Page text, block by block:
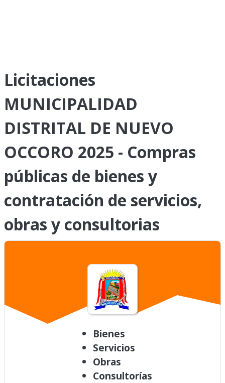
Licitaciones
MUNICIPALIDAD
DISTRITAL DE NUEVO
OCCORO 2025 - Compras
públicas de bienes y
contratación de servicios,
obras y consultorias
Bienes
Servicios
Obras
Consultorías